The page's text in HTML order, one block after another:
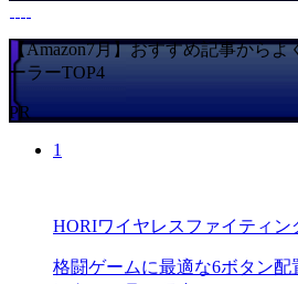
【Amazon7月】おすすめ記事から
ーラーTOP4
PR
1
HORIワイヤレスファイティン
格闘ゲームに最適な6ボタン配